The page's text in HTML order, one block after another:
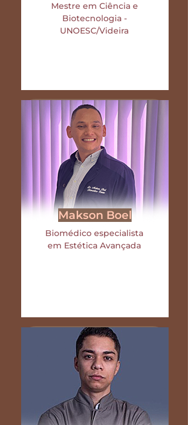
Mestre em Ciência e
Biotecnologia -
UNOESC/Videira
Makson Boel
Biomédico especialista
em Estética Avançada